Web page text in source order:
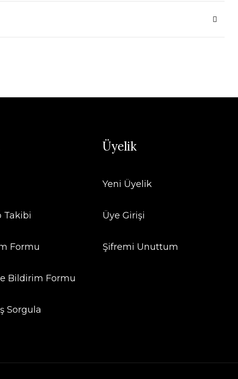
Takibi
Formu
Bildirim Formu
Sorgula
Üyelik
Yeni Üyelik
Üye Girişi
Şifremi Unuttum